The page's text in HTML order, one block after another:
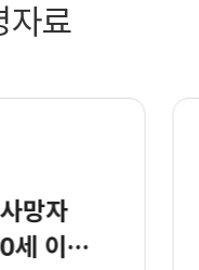
망자
세 이상
자료